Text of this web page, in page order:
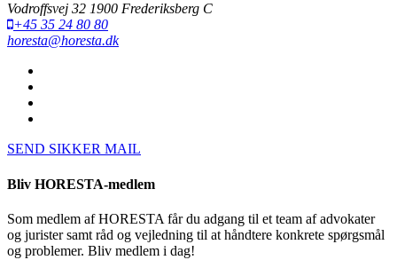
Vodroffsvej 32 1900 Frederiksberg C
+45 35 24 80 80
horesta@horesta.dk
SEND SIKKER MAIL
Bliv HORESTA-medlem
Som medlem af HORESTA får du adgang til et team af advokater
og jurister samt råd og vejledning til at håndtere konkrete spørgsmål
og problemer. Bliv medlem i dag!